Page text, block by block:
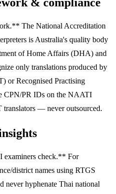
The National Accreditation
is Australia's quality body
of Home Affairs (DHA) and
only translations produced by
or Recognised Practising
CPN/PR IDs on the NAATI
— never outsourced.
examiners check.** For
district names using RTGS
never hyphenate Thai national